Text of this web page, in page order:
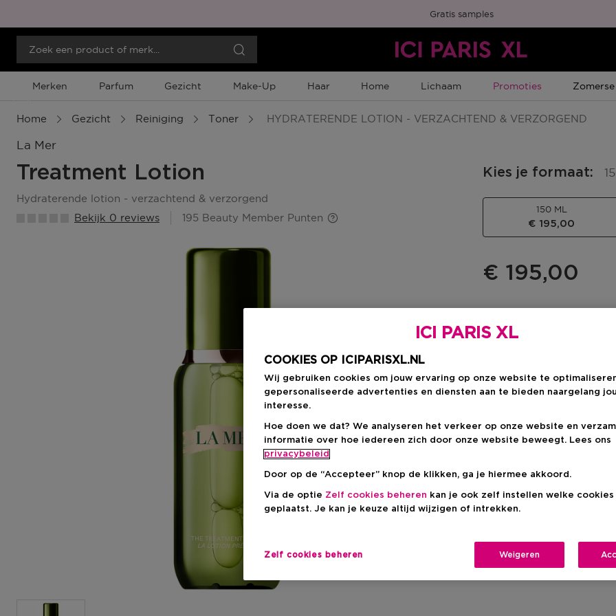
Gratis samples
Merken Parfum Gezicht Make-Up Haar Home Lichaam Tijdelijke Promotie
Promoties Tijdelijke
Home Gezicht Reiniging Toner HYDRATERENDE LOTION - VERZACHTEND & VERZORGEND
La Mer
Treatment Lotion
hydraterende lotion - verzachtend & verzorgend
Bekijk 0 reviews
195 Beauty Member Punten
Kies je formaat:
150 ML
€ 195,00
€ 195,00
Ophalen in een
Huidtype Alle
Ingrediënt
ICI PARIS XL
COOKIES OP ICIPARISXL.NL
Wij gebruiken cookies om jouw ervaring op onze website te
gepersonaliseerde advertenties en diensten aan te bieden naargelang
interesse.
Hoe doen we dat? We analyseren het verkeer op onze website en
informatie over hoe iedereen zich door onze website beweegt. Lees ons
privacybeleid
Door op de “Accepteer” knop de klikken, ga je hiermee akkoord.
Via de optie Zelf cookies beheren kan je ook zelf instellen welke cookies
geplaatst. Je kan je keuze altijd wijzigen of intrekken.
Zelf cookies beheren Weigeren